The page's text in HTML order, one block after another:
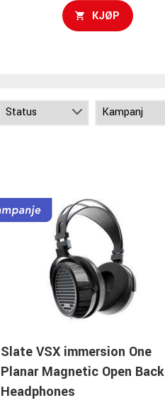
KJØP
Slate VSX immersion One
Planar Magnetic Open Back
Headphones